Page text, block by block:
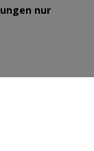
nur